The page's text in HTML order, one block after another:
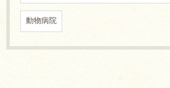
動物病院